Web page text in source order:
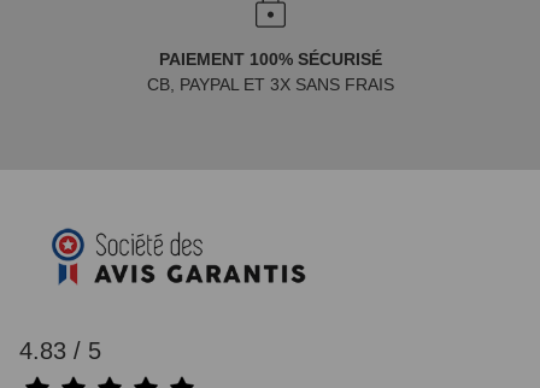
PAIEMENT 100% SÉCURISÉ
CB, PAYPAL ET 3X SANS FRAIS
4.83 / 5